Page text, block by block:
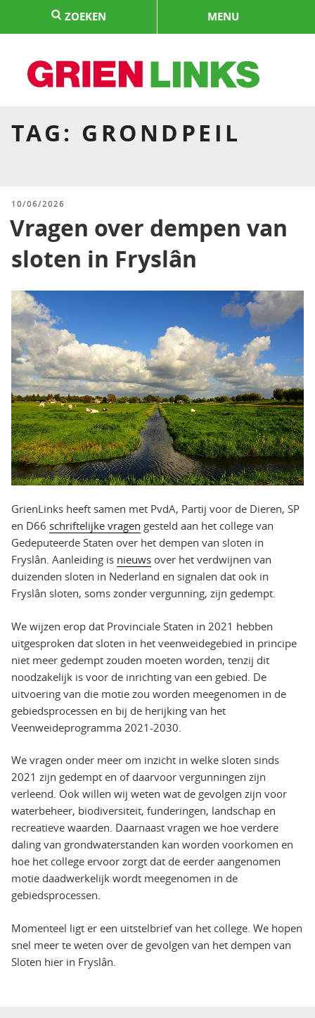
springen
ZOEKEN MENU
TAG: GRONDPEIL
GEPLAATST
10/06/2026
Vragen over dempen van
sloten in Fryslân
GrienLinks heeft samen met PvdA, Partij voor de Dieren, SP
en D66 schriftelijke vragen gesteld aan het college van
Gedeputeerde Staten over het dempen van sloten in
Fryslân. Aanleiding is nieuws over het verdwijnen van
duizenden sloten in Nederland en signalen dat ook in
Fryslân sloten, soms zonder vergunning, zijn gedempt.
We wijzen erop dat Provinciale Staten in 2021 hebben
uitgesproken dat sloten in het veenweidegebied in principe
niet meer gedempt zouden moeten worden, tenzij dit
noodzakelijk is voor de inrichting van een gebied. De
uitvoering van die motie zou worden meegenomen in de
gebiedsprocessen en bij de herijking van het
Veenweideprogramma 2021-2030.
We vragen onder meer om inzicht in welke sloten sinds
2021 zijn gedempt en of daarvoor vergunningen zijn
verleend. Ook willen wij weten wat de gevolgen zijn voor
waterbeheer, biodiversiteit, funderingen, landschap en
recreatieve waarden. Daarnaast vragen we hoe verdere
daling van grondwaterstanden kan worden voorkomen en
hoe het college ervoor zorgt dat de eerder aangenomen
motie daadwerkelijk wordt meegenomen in de
gebiedsprocessen.
Momenteel ligt er een uitstelbrief van het college. We hopen
snel meer te weten over de gevolgen van het dempen van
Sloten hier in Fryslân.